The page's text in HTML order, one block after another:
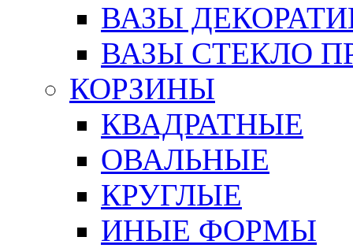
ВАЗЫ
ВАЗЫ СТЕКЛО
КОРЗИНЫ
КВАДРАТНЫЕ
ОВАЛЬНЫЕ
КРУГЛЫЕ
ИНЫЕ ФОРМЫ